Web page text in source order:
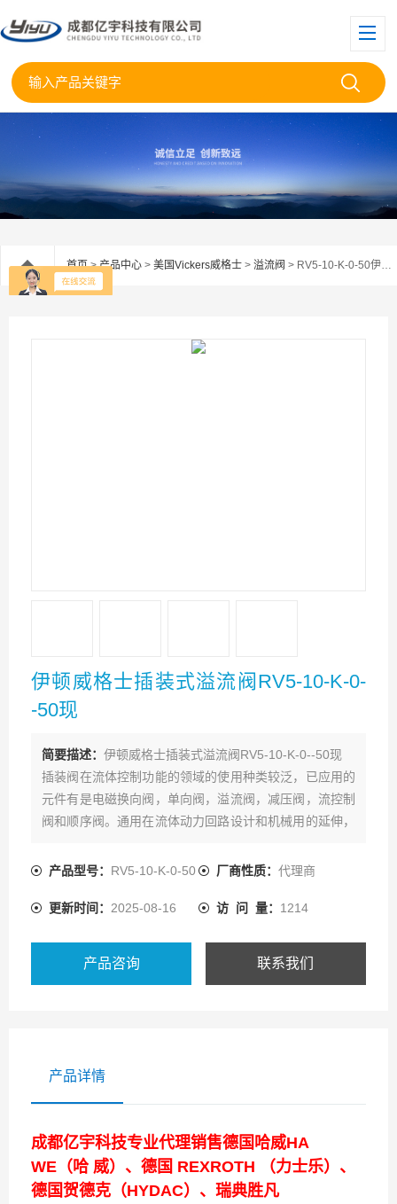
首页>产品中心 > 美国Vickers威格士 > 溢流阀 > RV5-10-K-0-50伊顿威格士插装式溢流阀RV5-10-K-0--50现
伊顿威格士插装式溢流阀RV5-10-K-0-
-50现
简要描述： 伊顿威格士插装式溢流阀RV5-10-K-0--50现
插装阀在流体控制功能的领域的使用种类较泛，已应用的
元件有是电磁换向阀，单向阀，溢流阀，减压阀，流控制
阀和顺序阀。通用在流体动力回路设计和机械用的延伸，
产品型号： RV5-10-K-0-50 厂商性质： 代理商
更新时间： 2025-08-16 访 问 量： 1214
产品咨询 联系我们
产品详情
成都亿宇科技专业代理销售德国哈威HA
WE（哈 威）、德国 REXROTH （力士乐）、
德国贺德克（HYDAC）、瑞典胜凡